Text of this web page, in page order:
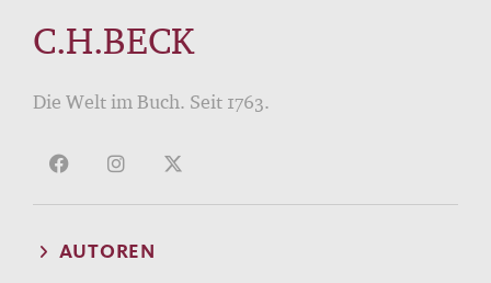
C.H.BECK
Die Welt im Buch. Seit 1763.
AUTOREN